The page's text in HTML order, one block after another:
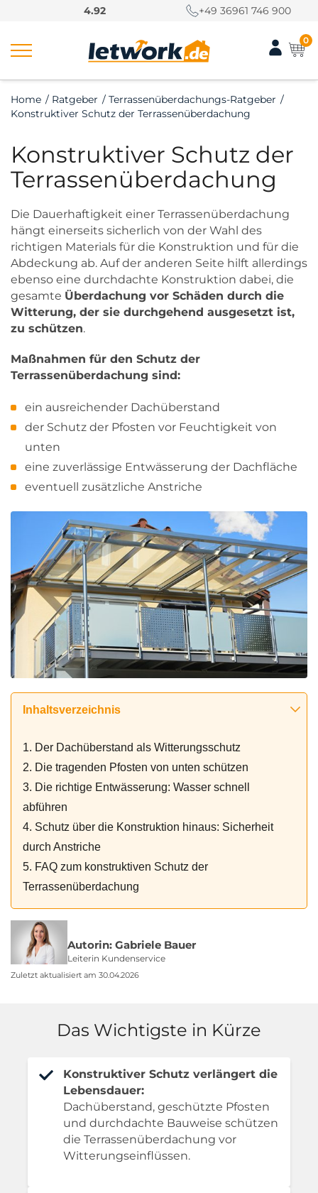
4.92 +49 36961 746 900
0
Home / Ratgeber / Terrassenüberdachungs-Ratgeber /
Konstruktiver Schutz der Terrassenüberdachung
Konstruktiver Schutz der
Terrassenüberdachung
Die Dauerhaftigkeit einer Terrassenüberdachung
hängt einerseits sicherlich von der Wahl des
richtigen Materials für die Konstruktion und für die
Abdeckung ab. Auf der anderen Seite hilft allerdings
ebenso eine durchdachte Konstruktion dabei, die
gesamte Überdachung vor Schäden durch die
Witterung, der sie durchgehend ausgesetzt ist,
zu schützen.
Maßnahmen für den Schutz der
Terrassenüberdachung sind:
ein ausreichender Dachüberstand
der Schutz der Pfosten vor Feuchtigkeit von
unten
eine zuverlässige Entwässerung der Dachfläche
eventuell zusätzliche Anstriche
Inhaltsverzeichnis
1. Der Dachüberstand als Witterungsschutz
2. Die tragenden Pfosten von unten schützen
3. Die richtige Entwässerung: Wasser schnell
abführen
4. Schutz über die Konstruktion hinaus: Sicherheit
durch Anstriche
5. FAQ zum konstruktiven Schutz der
Terrassenüberdachung
Autorin: Gabriele Bauer
Leiterin Kundenservice
Zuletzt aktualisiert am 30.04.2026
Das Wichtigste in Kürze
Konstruktiver Schutz verlängert die
Lebensdauer:
Dachüberstand, geschützte Pfosten
und durchdachte Bauweise schützen
die Terrassenüberdachung vor
Witterungseinflüssen.